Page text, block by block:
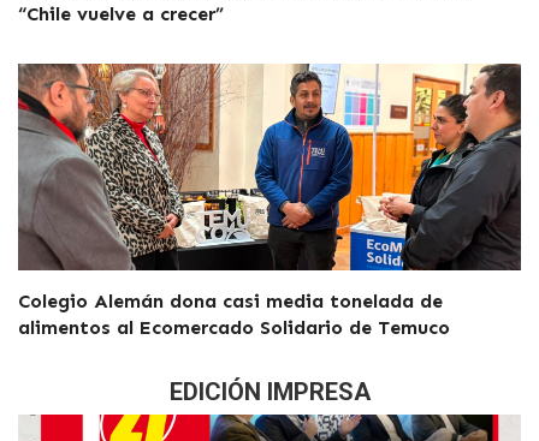
“Chile vuelve a crecer”
Colegio Alemán dona casi media tonelada de
alimentos al Ecomercado Solidario de Temuco
EDICIÓN IMPRESA